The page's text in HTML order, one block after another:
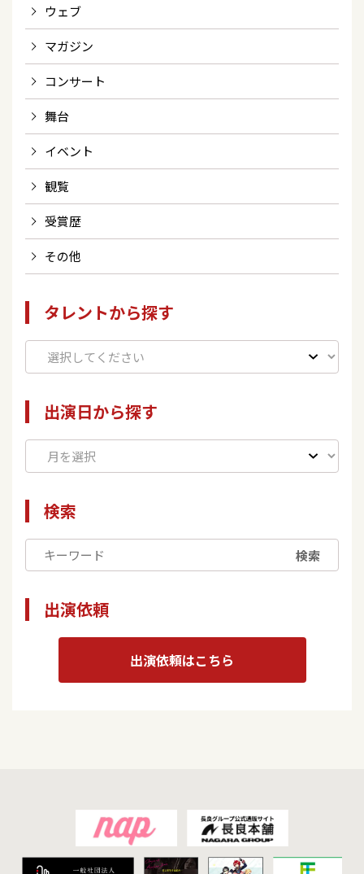
ウェブ
マガジン
コンサート
舞台
イベント
観覧
受賞歴
その他
タレントから探す
出演日から探す
検索
検索
出演依頼
出演依頼はこちら